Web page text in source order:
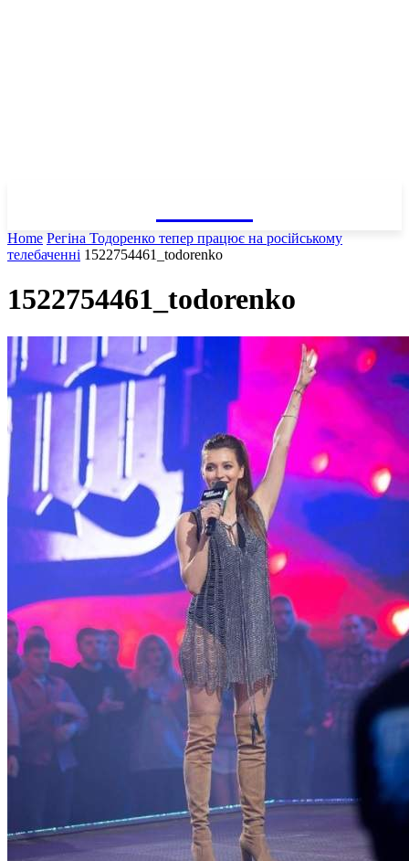
Home Регіна Тодоренко тепер працює на російському
телебаченні 1522754461_todorenko
1522754461_todorenko